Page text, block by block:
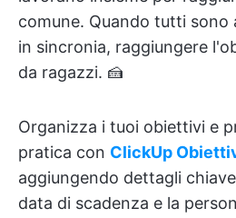
comune. Quando tutti sono
in sincronia, raggiungere
da ragazzi. 🍰
Organizza i tuoi obiettivi e
pratica con ClickUp
aggiungendo dettagli
data di scadenza e la